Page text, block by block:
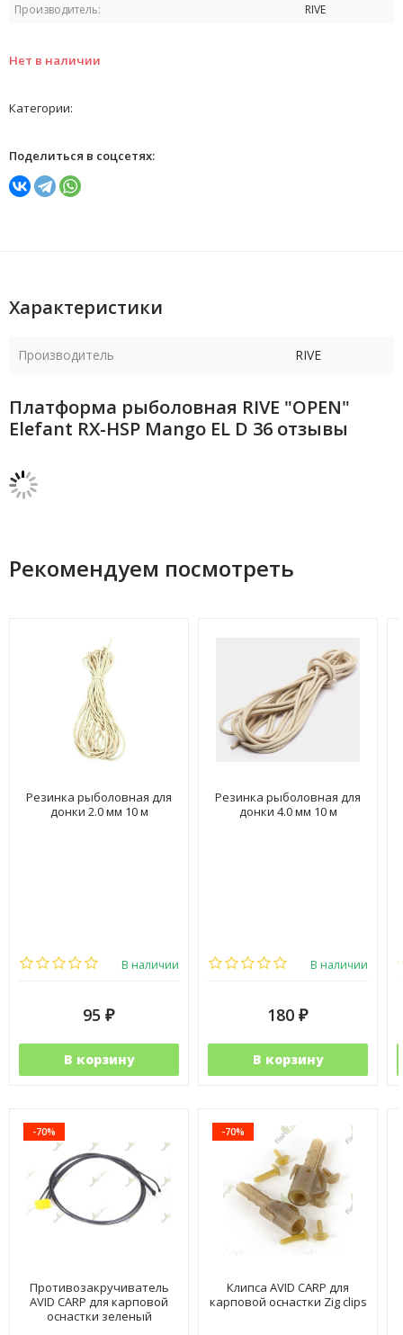
Производитель: RIVE
Нет в наличии
Категории:
Поделиться в соцсетях:
Характеристики
Производитель RIVE
Платформа рыболовная RIVE "OPEN"
Elefant RX-HSP Mango EL D 36 отзывы
Рекомендуем посмотреть
Резинка рыболовная для
донки 2.0 мм 10 м
В наличии
95 ₽
В корзину
Резинка рыболовная для
донки 4.0 мм 10 м
В наличии
180 ₽
В корзину
-70%
Противозакручиватель
AVID CARP для карповой
оснастки зеленый
-70%
Клипса AVID CARP для
карповой оснастки Zig clips